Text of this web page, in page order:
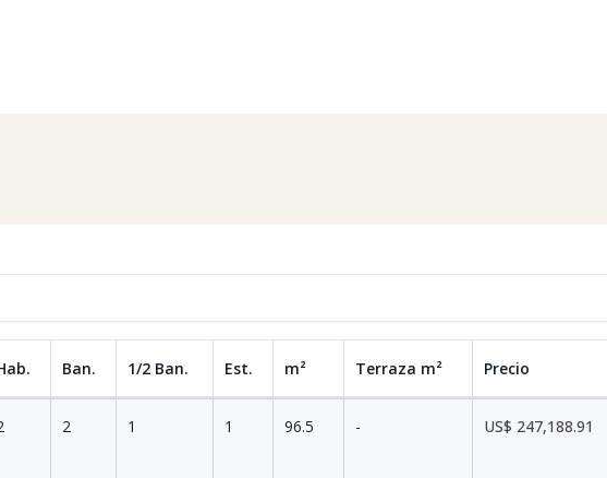
Ban. 1/2 Ban. Est. m² Terraza m² Precio
2 1 1 96.5 - US$ 247,188.91